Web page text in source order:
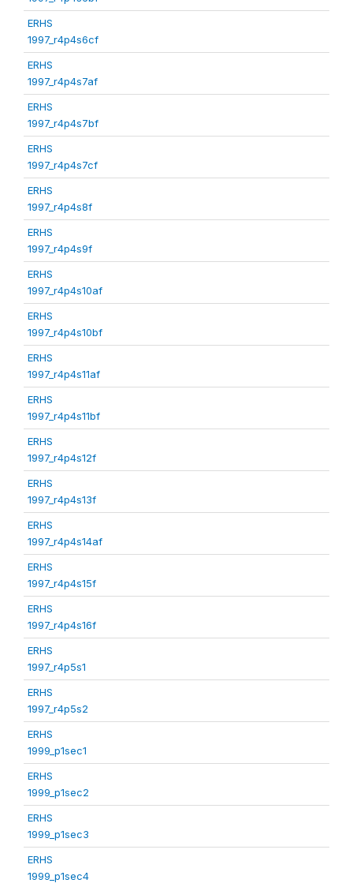
ERHS
1997_r4p4s6cf
ERHS
1997_r4p4s7af
ERHS
1997_r4p4s7bf
ERHS
1997_r4p4s7cf
ERHS
1997_r4p4s8f
ERHS
1997_r4p4s9f
ERHS
1997_r4p4s10af
ERHS
1997_r4p4s10bf
ERHS
1997_r4p4s11af
ERHS
1997_r4p4s11bf
ERHS
1997_r4p4s12f
ERHS
1997_r4p4s13f
ERHS
1997_r4p4s14af
ERHS
1997_r4p4s15f
ERHS
1997_r4p4s16f
ERHS
1997_r4p5s1
ERHS
1997_r4p5s2
ERHS
1999_p1sec1
ERHS
1999_p1sec2
ERHS
1999_p1sec3
ERHS
1999_p1sec4